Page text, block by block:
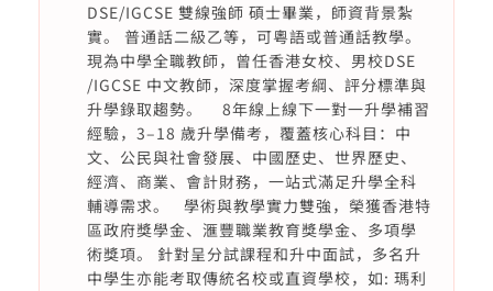
DSE/IGCSE 雙線強師 碩士畢業，師資背景紮
實。 普通話二級乙等，可粵語或普通話教學。
現為中學全職教師，曾任香港女校、男校DSE
/IGCSE 中文教師，深度掌握考綱、評分標準與
升學錄取趨勢。 8年線上線下一對一升學補習
經驗，3–18 歲升學備考，覆蓋核心科目：中
文、公民與社會發展、中國歷史、世界歷史、
經濟、商業、會計財務，一站式滿足升學全科
輔導需求。 學術與教學實力雙強，榮獲香港特
區政府獎學金、滙豐職業教育獎學金、多項學
術獎項。 針對呈分試課程和升中面試，多名升
中學生亦能考取傳統名校或直資學校，如: 瑪利